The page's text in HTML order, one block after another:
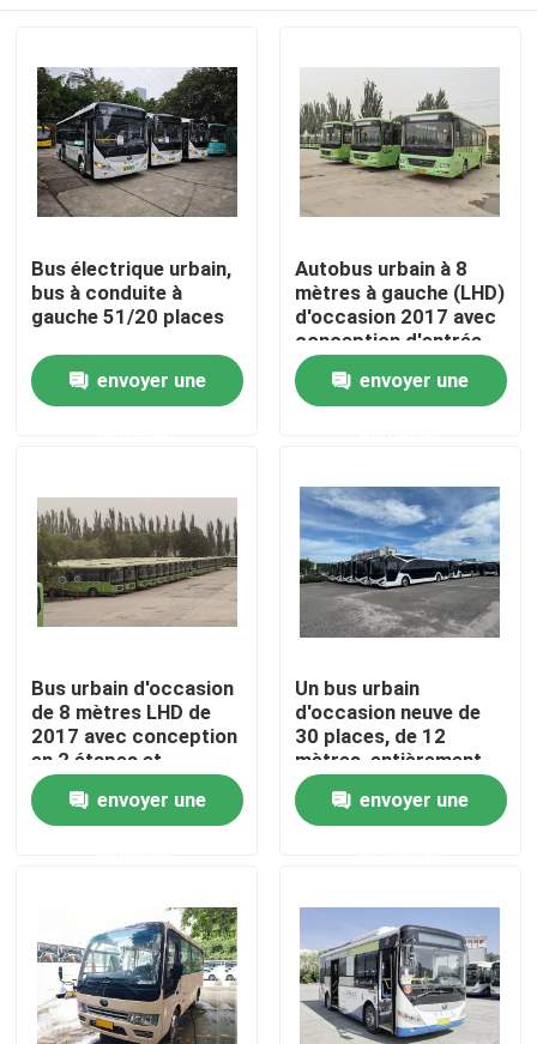
Vidéos
Le spectacle VR
Visite de l'usine
Contrôle de la qualité
Les affaires
Demandez un devis
Bus électrique urbain,
bus à conduite à
gauche 51/20 places
envoyer une
Autobus urbain à 8
mètres à gauche (LHD)
d'occasion 2017 avec
conception d'entrée
en deux étapes et
cylindrée de moteur
de 3800 cc
envoyer une
Bus urbain d'occasion
de 8 mètres LHD de
2017 avec conception
en 2 étapes et
cylindrée de 3800 ml
envoyer une
Un bus urbain
d'occasion neuve de
30 places, de 12
mètres, entièrement
électrique.
envoyer une